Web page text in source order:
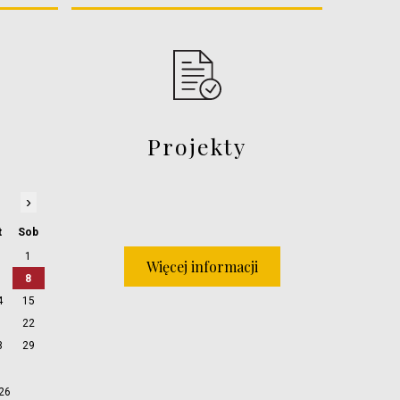
›
Sob
1
8
15
22
29
Projekty
Więcej informacji